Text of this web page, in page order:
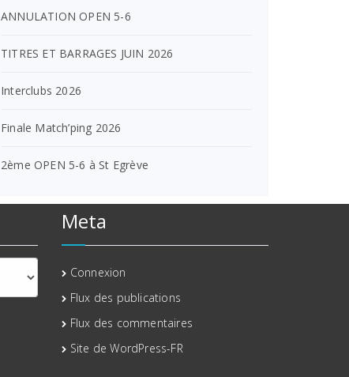
ANNULATION OPEN 5-6
TITRES ET BARRAGES JUIN 2026
Interclubs 2026
Finale Match’ping 2026
2ème OPEN 5-6 à St Egrève
Meta
Connexion
Flux des publications
Flux des commentaires
Site de WordPress-FR